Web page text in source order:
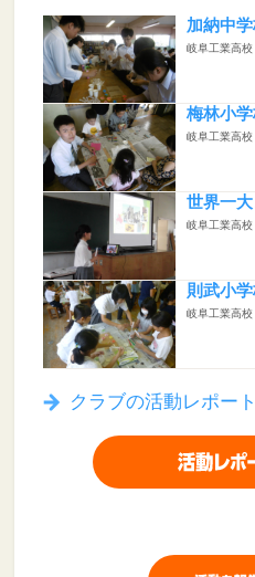
加納中
岐阜工業高
梅林小
岐阜工業高
世界一
岐阜工業高
則武小
岐阜工業高
クラブの活動レポー